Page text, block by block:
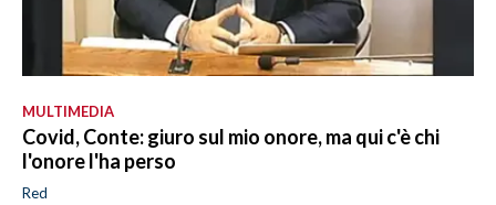
MULTIMEDIA
Covid, Conte: giuro sul mio onore, ma qui c'è chi
l'onore l'ha perso
Red